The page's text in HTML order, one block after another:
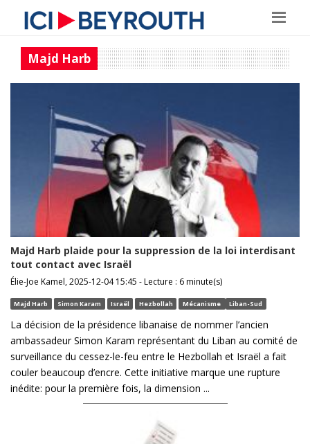
Majd Harb
Majd Harb plaide pour la suppression de la loi interdisant
tout contact avec Israël
Élie-Joe Kamel, 2025-12-04 15:45 - Lecture : 6 minute(s)
Majd Harb Simon Karam Israël Hezbollah Mécanisme Liban-Sud
La décision de la présidence libanaise de nommer l’ancien
ambassadeur Simon Karam représentant du Liban au comité de
surveillance du cessez-le-feu entre le Hezbollah et Israël a fait
couler beaucoup d’encre. Cette initiative marque une rupture
inédite: pour la première fois, la dimension ...